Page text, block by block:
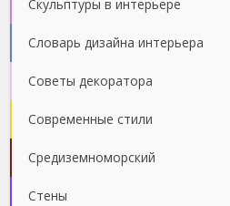
Скульптуры в интерьере
Словарь дизайна интерьера
Советы декоратора
Современные стили
Средиземноморский
Стены